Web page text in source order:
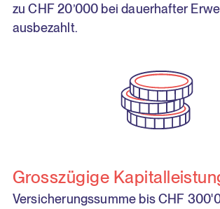
zu CHF 20’000 bei dauerhafter
ausbezahlt.
Grosszügige
Versicherungssumme bis CHF